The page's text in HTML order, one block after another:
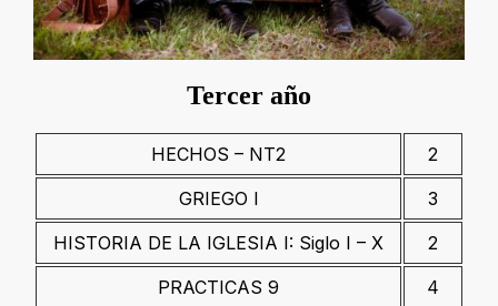
Tercer año
HECHOS – NT2
2
GRIEGO I
3
HISTORIA DE LA IGLESIA I: Siglo I – X
2
PRACTICAS 9
4